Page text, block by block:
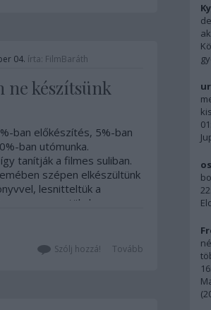
04. írta: FilmBaráth
ne készítsünk
ban előkészítés, 5%-ban
ban utómunka.
tanítják a filmes suliban.
szépen elkészültünk
lesnitteltük a
megszerveztük, hogy
Tovább
Szólj hozzá!